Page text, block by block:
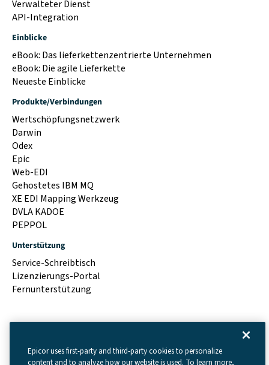
Verwalteter Dienst
API-Integration
Einblicke
eBook: Das lieferkettenzentrierte Unternehmen
eBook: Die agile Lieferkette
Neueste Einblicke
Produkte/Verbindungen
Wertschöpfungsnetzwerk
Darwin
Odex
Epic
Web-EDI
Gehostetes IBM MQ
XE EDI Mapping Werkzeug
DVLA KADOE
PEPPOL
Unterstützung
Service-Schreibtisch
Lizenzierungs-Portal
Fernunterstützung
Epicor uses first-party and third-party cookies to personalize
content and to analyze how our website is used. To learn more,